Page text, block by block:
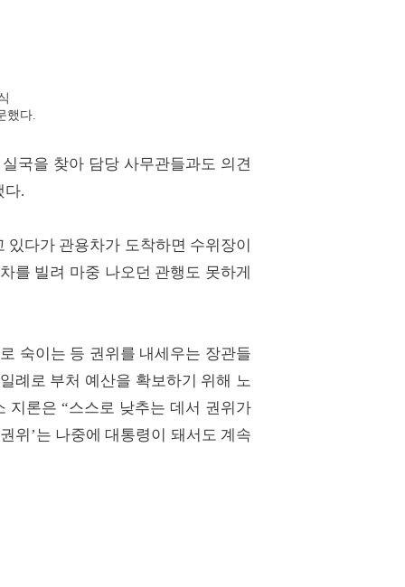
했다.
국을 찾아 담당 사무관들과도 의견
다.
다가 관용차가 도착하면 수위장이
를 빌려 마중 나오던 관행도 못하게
숙이는 등 권위를 내세우는 장관들
례로 부처 예산을 확보하기 위해 노
지론은 “스스로 낮추는 데서 권위가
위’는 나중에 대통령이 돼서도 계속